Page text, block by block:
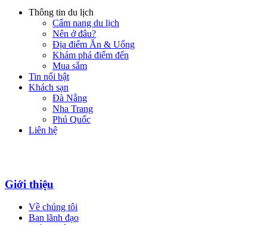
Thông tin du lịch
Cẩm nang du lịch
Nên ở đâu?
Địa điểm Ăn & Uống
Khám phá điểm đến
Mua sắm
Tin nổi bật
Khách sạn
Đà Nẵng
Nha Trang
Phú Quốc
Liên hệ
Giới thiệu
Về chúng tôi
Ban lãnh đạo